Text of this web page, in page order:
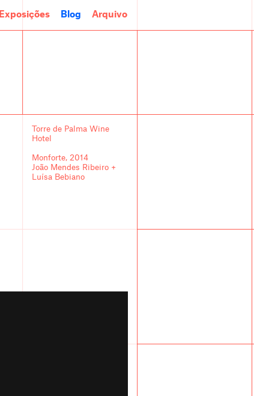
Exposições Blog Arquivo
Torre de Palma Wine
Hotel
Monforte, 2014
João Mendes Ribeiro +
Luísa Bebiano